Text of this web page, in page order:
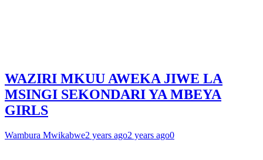
WAZIRI MKUU AWEKA JIWE LA
MSINGI SEKONDARI YA MBEYA
GIRLS
Wambura Mwikabwe2 years ago2 years ago0